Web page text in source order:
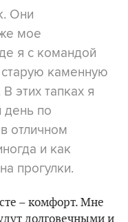
Они
мое
я с командой
каменную
этих тапках я
день по
отличном
и как
прогулки.
– комфорт. Мне
долговечными и